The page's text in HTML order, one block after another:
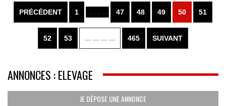
PRÉCÉDENT 1 ... ... ... 47 48 49 50 51
52 53 ... ... ... ... 465 SUIVANT
ANNONCES : ELEVAGE
JE DÉPOSE UNE ANNONCE